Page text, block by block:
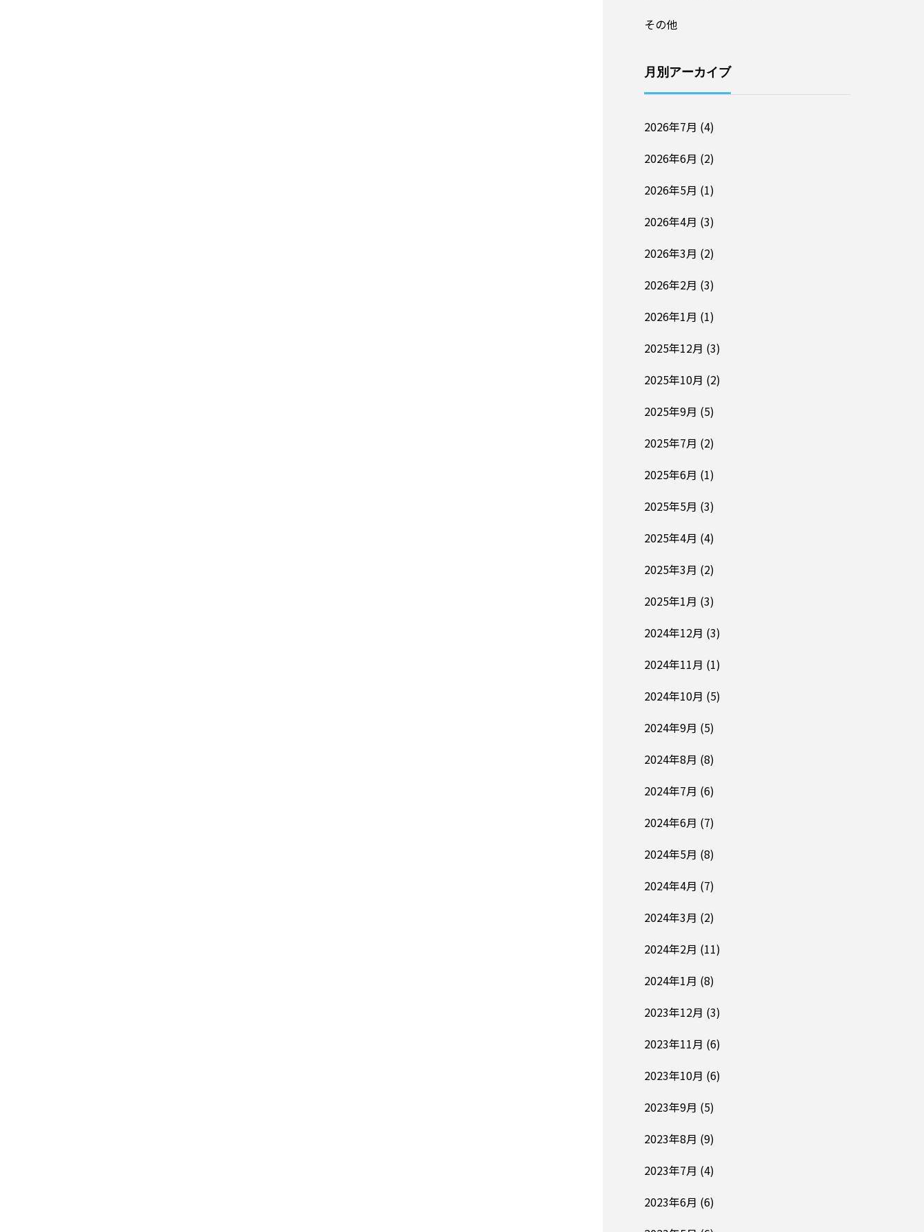
その他
月別アーカイブ
2026年7月 (4)
2026年6月 (2)
2026年5月 (1)
2026年4月 (3)
2026年3月 (2)
2026年2月 (3)
2026年1月 (1)
2025年12月 (3)
2025年10月 (2)
2025年9月 (5)
2025年7月 (2)
2025年6月 (1)
2025年5月 (3)
2025年4月 (4)
2025年3月 (2)
2025年1月 (3)
2024年12月 (3)
2024年11月 (1)
2024年10月 (5)
2024年9月 (5)
2024年8月 (8)
2024年7月 (6)
2024年6月 (7)
2024年5月 (8)
2024年4月 (7)
2024年3月 (2)
2024年2月 (11)
2024年1月 (8)
2023年12月 (3)
2023年11月 (6)
2023年10月 (6)
2023年9月 (5)
2023年8月 (9)
2023年7月 (4)
2023年6月 (6)